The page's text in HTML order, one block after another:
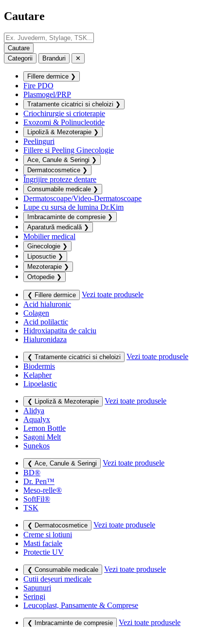
Cautare
Categorii Branduri ✕
Fillere dermice ❯
Fire PDO
Plasmogel/PRP
Tratamente cicatrici si cheloizi ❯
Criochirurgie si crioterapie
Exozomi & Polinucleotide
Lipoliză & Mezoterapie ❯
Peelinguri
Fillere si Peeling Ginecologie
Ace, Canule & Seringi ❯
Dermatocosmetice ❯
Îngrijire proteze dentare
Consumabile medicale ❯
Dermatoscoape/Video-Dermatoscoape
Lupe cu sursa de lumina Dr.Kim
Imbracaminte de compresie ❯
Aparatură medicală ❯
Mobilier medical
Ginecologie ❯
Liposuctie ❯
Mezoterapie ❯
Ortopedie ❯
❮ Fillere dermice
Vezi toate produsele
Acid hialuronic
Colagen
Acid polilactic
Hidroxiapatita de calciu
Hialuronidaza
❮ Tratamente cicatrici si cheloizi
Vezi toate produsele
Biodermis
Kelapher
Lipoelastic
❮ Lipoliză & Mezoterapie
Vezi toate produsele
Alidya
Aqualyx
Lemon Bottle
Sagoni Melt
Sunekos
❮ Ace, Canule & Seringi
Vezi toate produsele
BD®
Dr. Pen™
Meso-relle®
SoftFil®
TSK
❮ Dermatocosmetice
Vezi toate produsele
Creme si lotiuni
Masti faciale
Protectie UV
❮ Consumabile medicale
Vezi toate produsele
Cutii deșeuri medicale
Sapunuri
Seringi
Leucoplast, Pansamente & Comprese
❮ Imbracaminte de compresie
Vezi toate produsele